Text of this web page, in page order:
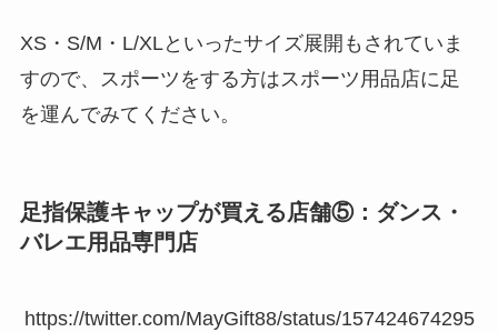
XS・S/M・L/XLといったサイズ展開もされていま
すので、スポーツをする方はスポーツ用品店に足
を運んでみてください。
足指保護キャップが買える店舗⑤：ダンス・
バレエ用品専門店
https://twitter.com/MayGift88/status/157424674295